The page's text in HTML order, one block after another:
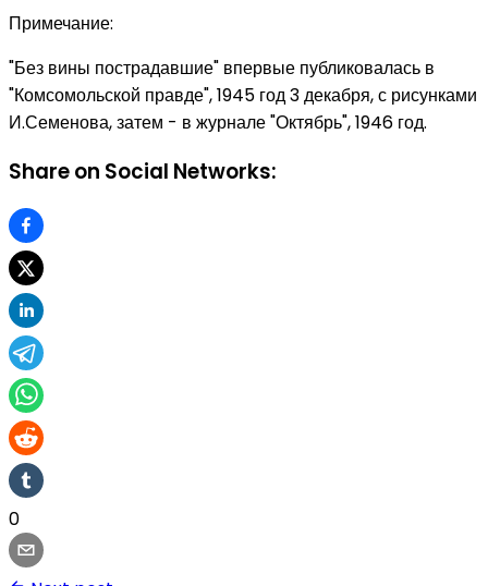
Примечание:
"Без вины пострадавшие" впервые публиковалась в
"Комсомольской правде", 1945 год 3 декабря, с рисунками
И.Семенова, затем - в журнале "Октябрь", 1946 год.
Share on Social Networks:
0